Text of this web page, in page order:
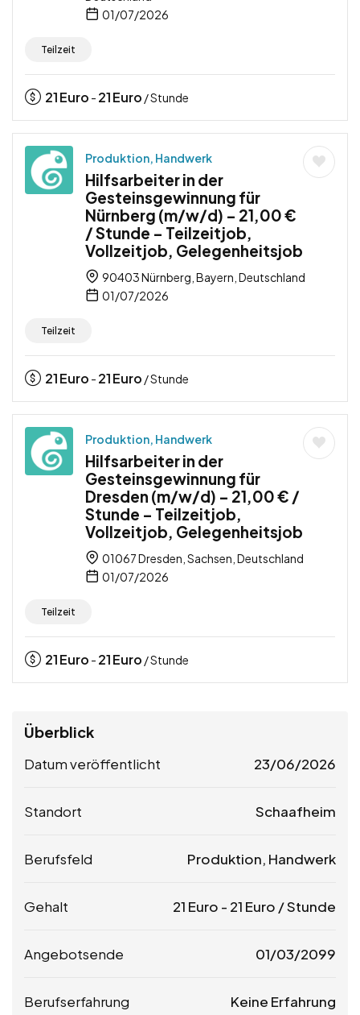
01/07/2026
Teilzeit
21Euro - 21Euro / Stunde
Produktion, Handwerk
Hilfsarbeiter in der
Gesteinsgewinnung für
Nürnberg (m/w/d) – 21,00 €
/ Stunde – Teilzeitjob,
Vollzeitjob, Gelegenheitsjob
90403 Nürnberg, Bayern, Deutschland
01/07/2026
Teilzeit
21Euro - 21Euro / Stunde
Produktion, Handwerk
Hilfsarbeiter in der
Gesteinsgewinnung für
Dresden (m/w/d) – 21,00 € /
Stunde – Teilzeitjob,
Vollzeitjob, Gelegenheitsjob
01067 Dresden, Sachsen, Deutschland
01/07/2026
Teilzeit
21Euro - 21Euro / Stunde
Überblick
Datum veröffentlicht 23/06/2026
Standort Schaafheim
Berufsfeld Produktion, Handwerk
Gehalt 21 Euro - 21 Euro / Stunde
Angebotsende 01/03/2099
Berufserfahrung Keine Erfahrung